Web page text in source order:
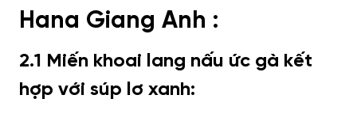
Hana Giang Anh :
2.1 Miến khoai lang nấu ức gà kết
hợp với súp lơ xanh: